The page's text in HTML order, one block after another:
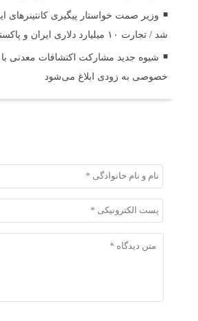
وزیر صمت خواستار پیگیری کانتینرهای
شد / تجارت ۱۰ میلیارد دلاری ایران و پاکستان
شیوه جدید مشارکت اکتشافات معدنی
خصوصی به زودی ابلاغ می‌شود